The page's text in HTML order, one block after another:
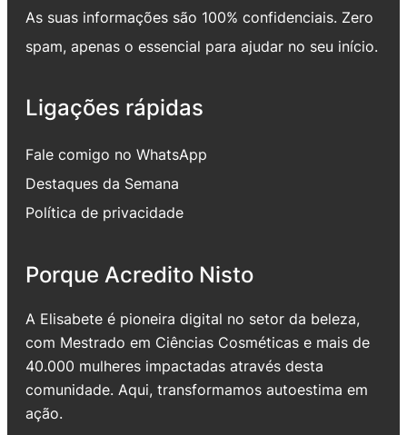
As suas informações são 100% confidenciais. Zero
spam, apenas o essencial para ajudar no seu início.
Ligações rápidas
Fale comigo no WhatsApp
Destaques da Semana
Política de privacidade
Porque Acredito Nisto
A Elisabete é pioneira digital no setor da beleza,
com Mestrado em Ciências Cosméticas e mais de
40.000 mulheres impactadas através desta
comunidade. Aqui, transformamos autoestima em
ação.